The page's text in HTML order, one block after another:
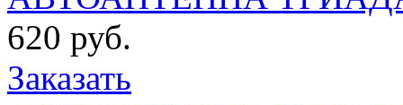
620 руб.
Заказать